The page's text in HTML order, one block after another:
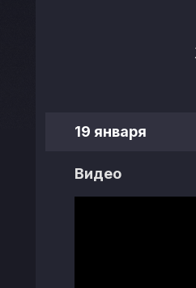
19 января
Видео